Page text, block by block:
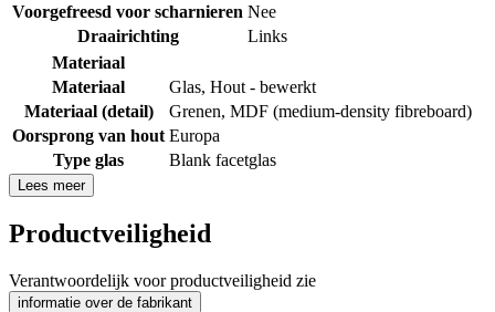
Voorgefreesd voor scharnieren Nee
Draairichting
Links
Materiaal
Materiaal
Glas, Hout - bewerkt
Materiaal (detail)
Grenen, MDF (medium-density fibreboard)
Oorsprong van hout Europa
Type glas
Blank facetglas
Lees meer
Productveiligheid
Verantwoordelijk voor productveiligheid zie
informatie over de fabrikant